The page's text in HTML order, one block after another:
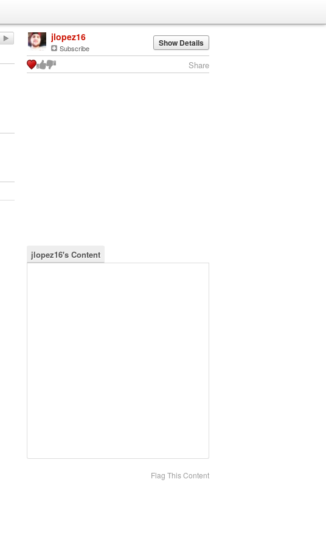
jlopez16
Subscribe Show Details
Share
jlopez16's Content
Flag This Content